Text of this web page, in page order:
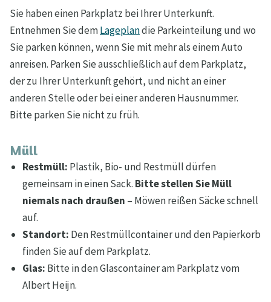
Sie haben einen Parkplatz bei Ihrer Unterkunft.
Entnehmen Sie demLageplandie Parkeinteilung und wo
Sie parken können, wenn Sie mit mehr als einem Auto
anreisen. Parken Sie ausschließlich auf dem Parkplatz,
der zu Ihrer Unterkunft gehört, und nicht an einer
anderen Stelle oder bei einer anderen Hausnummer.
Bitte parken Sie nicht zu früh.
Müll
Restmüll: Plastik, Bio- und Restmüll dürfen
gemeinsam in einen Sack. Bitte stellen Sie Müll
niemals nach draußen – Möwen reißen Säcke schnell
auf.
Standort: Den Restmüllcontainer und den Papierkorb
finden Sie auf dem Parkplatz.
Glas: Bitte in den Glascontainer am Parkplatz vom
Albert Heijn.